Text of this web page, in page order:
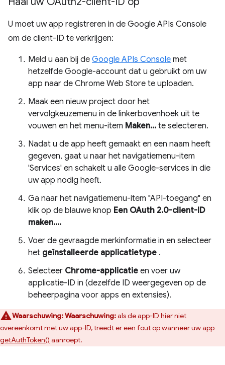
U moet uw app registreren in de Google APIs Console
om de client-ID te verkrijgen:
Meld u aan bij de Google APIs Console met
hetzelfde Google-account dat u gebruikt om uw
app naar de Chrome Web Store te uploaden.
Maak een nieuw project door het
vervolgkeuzemenu in de linkerbovenhoek uit te
vouwen en het menu-item Maken... te selecteren.
Nadat u de app heeft gemaakt en een naam heeft
gegeven, gaat u naar het navigatiemenu-item
'Services' en schakelt u alle Google-services in die
uw app nodig heeft.
Ga naar het navigatiemenu-item "API-toegang" en
klik op de blauwe knop Een OAuth 2.0-client-ID
maken....
Voer de gevraagde merkinformatie in en selecteer
het geïnstalleerde applicatietype .
Selecteer Chrome-applicatie en voer uw
applicatie-ID in (dezelfde ID weergegeven op de
beheerpagina voor apps en extensies).
Waarschuwing:Waarschuwing:als de app-ID hier niet
overeenkomt met uw app-ID, treedt er een fout op wanneer uw app
getAuthToken() aanroept.